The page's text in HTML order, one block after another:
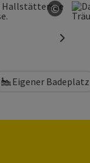
©
Eigener Badeplatz